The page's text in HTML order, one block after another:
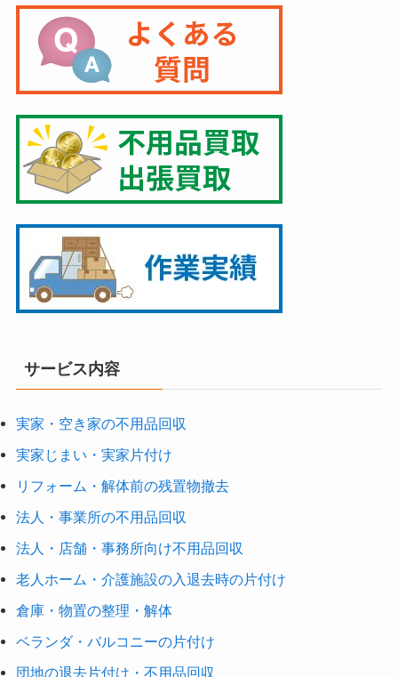
サービス内容
実家・空き家の不用品回収
実家じまい・実家片付け
リフォーム・解体前の残置物撤去
法人・事業所の不用品回収
法人・店舗・事務所向け不用品回収
老人ホーム・介護施設の入退去時の片付け
倉庫・物置の整理・解体
ベランダ・バルコニーの片付け
団地の退去片付け・不用品回収